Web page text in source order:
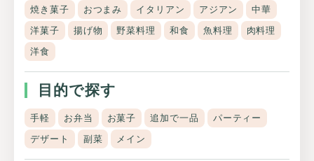
焼き菓子
おつまみ イタリアン アジアン
中華
洋菓子
揚げ物 野菜料理 和食 魚料理
肉料理
洋食
目的で探す
手軽 お弁当 お菓子 追加で一品
パーティー
デザート
副菜 メイン